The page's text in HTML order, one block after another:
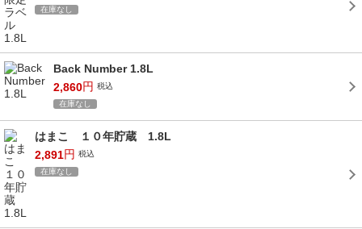
在庫なし
Back Number 1.8L
2,860円 税込
在庫なし
はまこ １０年貯蔵 1.8L
2,891円 税込
在庫なし